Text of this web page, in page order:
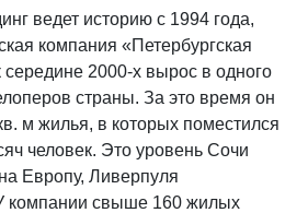
ведет историю с 1994 года,
компания «Петербургская
2000-х вырос в одного
страны. За это время он
м жилья, в которых поместился
человек. Это уровень Сочи
Европу, Ливерпуля
компании свыше 160 жилых